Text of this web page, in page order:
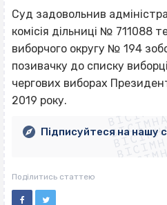
Суд задовольнив
комісія дільниці № 711088
виборчого округу № 194
позивачку до списку
чергових виборах
2019 року.
Підписуйтеся на нашу
Поділитись статтею